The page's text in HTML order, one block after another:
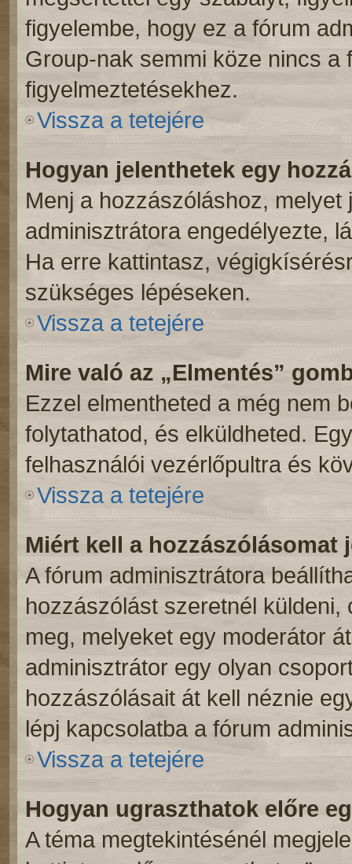
figyelembe, hogy ez a fórum
Group-nak semmi köze nincs a
figyelmeztetésekhez.
Vissza a tetejére
Hogyan jelenthetek egy
Menj a hozzászóláshoz,
adminisztrátora engedélyezte,
Ha erre kattintasz,
szükséges lépéseken.
Vissza a tetejére
Mire való az „Elmentés”
Ezzel elmentheted a még nem
folytathatod, és elküldheted.
felhasználói vezérlőpultra és
Vissza a tetejére
Miért kell a
A fórum adminisztrátora
hozzászólást szeretnél
meg, melyeket egy moderátor
adminisztrátor egy olyan
hozzászólásait át kell néznie
lépj kapcsolatba a fórum
Vissza a tetejére
Hogyan ugraszthatok előre
A téma megtekintésénél